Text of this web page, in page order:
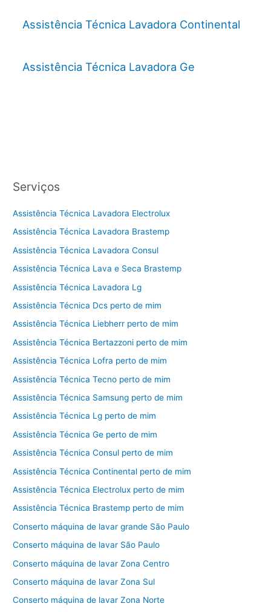
Assistência Técnica Lavadora Continental
Assistência Técnica Lavadora Ge
Serviços
Assistência Técnica Lavadora Electrolux
Assistência Técnica Lavadora Brastemp
Assistência Técnica Lavadora Consul
Assistência Técnica Lava e Seca Brastemp
Assistência Técnica Lavadora Lg
Assistência Técnica Dcs perto de mim
Assistência Técnica Liebherr perto de mim
Assistência Técnica Bertazzoni perto de mim
Assistência Técnica Lofra perto de mim
Assistência Técnica Tecno perto de mim
Assistência Técnica Samsung perto de mim
Assistência Técnica Lg perto de mim
Assistência Técnica Ge perto de mim
Assistência Técnica Consul perto de mim
Assistência Técnica Continental perto de mim
Assistência Técnica Electrolux perto de mim
Assistência Técnica Brastemp perto de mim
Conserto máquina de lavar grande São Paulo
Conserto máquina de lavar São Paulo
Conserto máquina de lavar Zona Centro
Conserto máquina de lavar Zona Sul
Conserto máquina de lavar Zona Norte